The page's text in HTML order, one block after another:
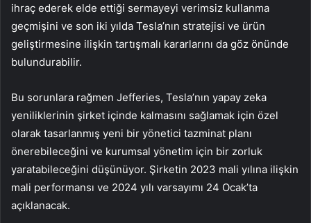
ihraç ederek elde ettiği sermayeyi verimsiz kullanma
geçmişini ve son iki yılda Tesla’nın stratejisi ve ürün
geliştirmesine ilişkin tartışmalı kararlarını da göz önünde
bulundurabilir.
Bu sorunlara rağmen Jefferies, Tesla’nın yapay zeka
yeniliklerinin şirket içinde kalmasını sağlamak için özel
olarak tasarlanmış yeni bir yönetici tazminat planı
önerebileceğini ve kurumsal yönetim için bir zorluk
yaratabileceğini düşünüyor. Şirketin 2023 mali yılına ilişkin
mali performansı ve 2024 yılı varsayımı 24 Ocak’ta
açıklanacak.